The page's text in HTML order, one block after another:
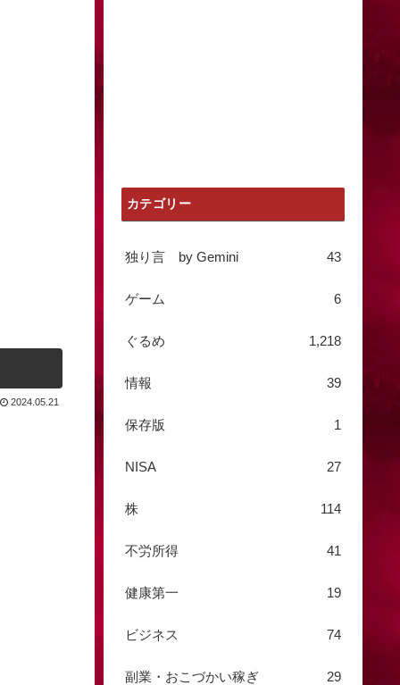
2024.05.21
カテゴリー
独り言 by Gemini 43
ゲーム 6
ぐるめ 1,218
情報 39
保存版 1
NISA 27
株 114
不労所得 41
健康第一 19
ビジネス 74
副業・おこづかい稼ぎ 29